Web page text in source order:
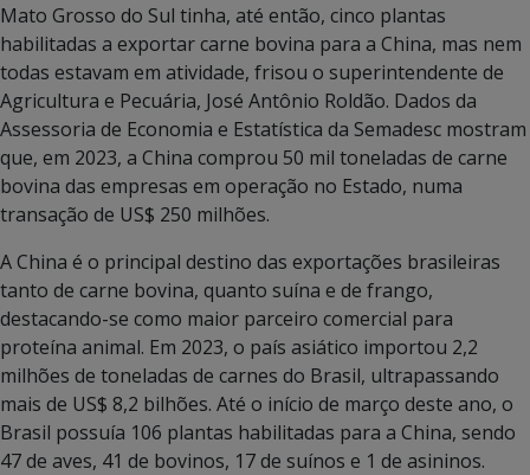
Mato Grosso do Sul tinha, até então, cinco plantas
habilitadas a exportar carne bovina para a China, mas nem
todas estavam em atividade, frisou o superintendente de
Agricultura e Pecuária, José Antônio Roldão. Dados da
Assessoria de Economia e Estatística da Semadesc mostram
que, em 2023, a China comprou 50 mil toneladas de carne
bovina das empresas em operação no Estado, numa
transação de US$ 250 milhões.
A China é o principal destino das exportações brasileiras
tanto de carne bovina, quanto suína e de frango,
destacando-se como maior parceiro comercial para
proteína animal. Em 2023, o país asiático importou 2,2
milhões de toneladas de carnes do Brasil, ultrapassando
mais de US$ 8,2 bilhões. Até o início de março deste ano, o
Brasil possuía 106 plantas habilitadas para a China, sendo
47 de aves, 41 de bovinos, 17 de suínos e 1 de asininos.